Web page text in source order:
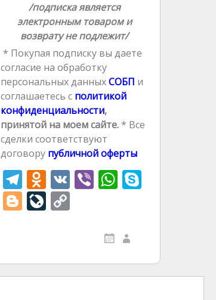
/подписка является
электронным товаром и
возврату не подлежит/
* Покупая подписку вы даете
согласие на обработку
персональных данныхСОБП и
соглашаетесь с политикой
конфиденциальности,
принятой на моем сайте. * Все
сделки соответствуют
договору публичной оферты
T
el
e
m
O
d
n
as
V Vi W
s
p
Bl
g
er
Li
o
u
y
Li